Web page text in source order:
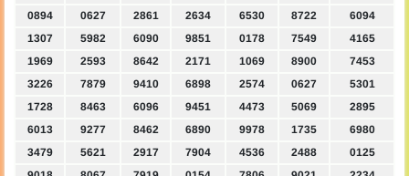
0894
0627 2861 2634 6530 8722
6094
1307
5982 6090 9851 0178 7549
4165
1969
2593 8642 2171 1069 8900
7453
3226
7879 9410 6898 2574 0627
5301
1728
8463 6096 9451 4473 5069
2895
6013
9277 8462 6890 9978 1735
6980
3479
5621 2917 7904 4536 2488
0125